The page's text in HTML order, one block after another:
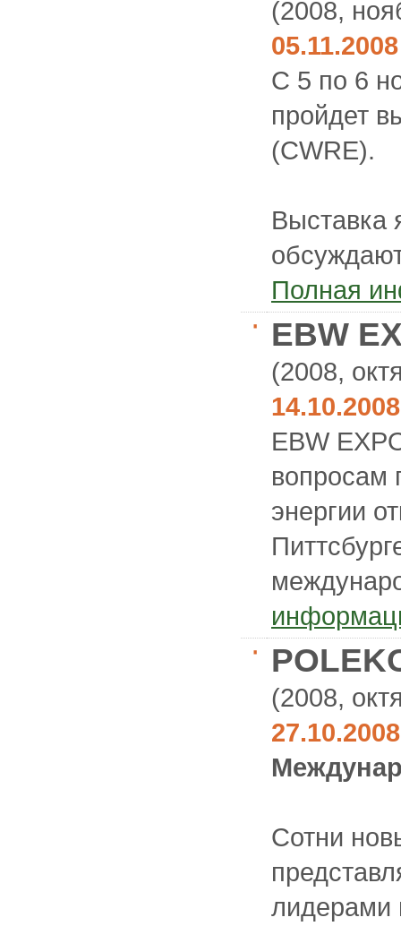
(2008,
C 5 по 6
пройдет
(CWRE).
Выставка
Полная
EBW
(2008,
EBW
вопросам
энергии
(2008,
Сотни
лидерами